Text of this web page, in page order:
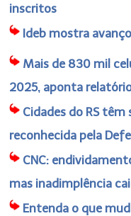
inscritos
Ideb mostra
Mais de 830 mil
2025, aponta
Cidades do RS
reconhecida pela
CNC:
mas inadimplência cai
Entenda o que